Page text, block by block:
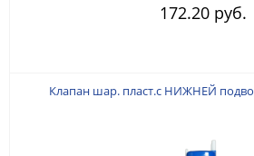
172.20 руб.
Клапан шар. пласт.с НИЖНЕЙ